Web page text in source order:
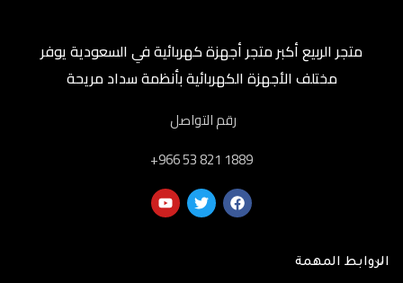
متجر الربيع أكبر متجر أجهزة كهربائية في السعودية يوفر
مختلف الأجهزة الكهربائية بأنظمة سداد مريحة
رقم التواصل
‎+966 53 821 1889
الروابط المهمة